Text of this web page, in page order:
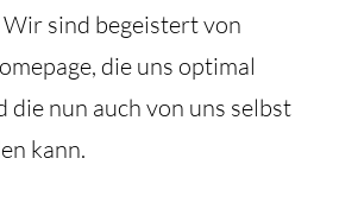
sind begeistert von
die uns optimal
nun auch von uns selbst
kann.